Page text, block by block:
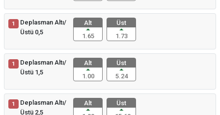
1
Deplasman Altı/
Üstü 0,5
Alt
1.65
Üst
1.73
1
Deplasman Altı/
Üstü 1,5
Alt
1.00
Üst
5.24
1
Deplasman Altı/
Üstü 2,5
Alt
Üst